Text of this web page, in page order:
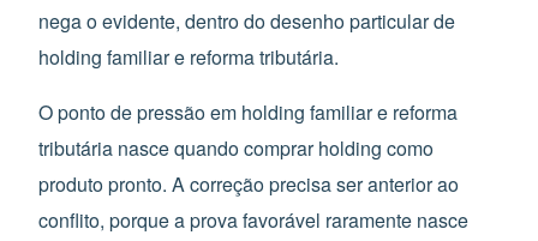
nega o evidente, dentro do desenho particular de
holding familiar e reforma tributária.
O ponto de pressão em holding familiar e reforma
tributária nasce quando comprar holding como
produto pronto. A correção precisa ser anterior ao
conflito, porque a prova favorável raramente nasce